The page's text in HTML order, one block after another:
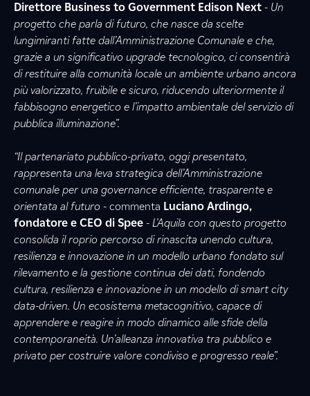
Direttore Business to Government Edison Next - Un
progetto che parla di futuro, che nasce da scelte
lungimiranti fatte dall’Amministrazione Comunale e che,
grazie a un significativo upgrade tecnologico, ci consentirà
di restituire alla comunità locale un ambiente urbano ancora
più valorizzato, fruibile e sicuro, riducendo ulteriormente il
fabbisogno energetico e l’impatto ambientale del servizio di
pubblica illuminazione”.
“Il partenariato pubblico-privato, oggi presentato,
rappresenta una leva strategica dell’Amministrazione
comunale per una governance efficiente, trasparente e
orientata al futuro - commenta Luciano Ardingo,
fondatore e CEO di Spee - L’Aquila con questo progetto
consolida il roprio percorso di rinascita unendo cultura,
resilienza e innovazione in un modello urbano fondato sul
rilevamento e la gestione continua dei dati, fondendo
cultura, resilienza e innovazione in un modello di smart city
data-driven. Un ecosistema metacognitivo, capace di
apprendere e reagire in modo dinamico alle sfide della
contemporaneità. Un’alleanza innovativa tra pubblico e
privato per costruire valore condiviso e progresso reale”.